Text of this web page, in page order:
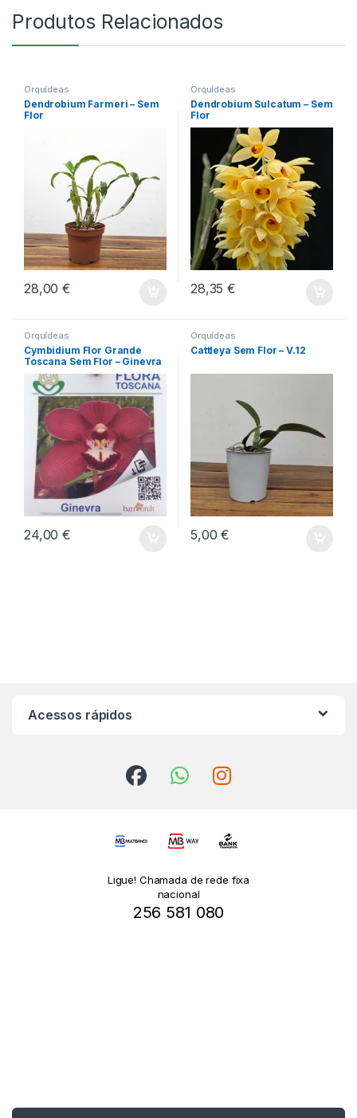
Produtos Relacionados
Orquídeas
Dendrobium Farmeri – Sem
Flor
28,00€
Orquídeas
Dendrobium Sulcatum – Sem
Flor
28,35€
Orquídeas
Cymbidium Flor Grande
Toscana Sem Flor – Ginevra
24,00€
Orquídeas
Cattleya Sem Flor – V.12
5,00€
Acessos rápidos
Ligue! Chamada de rede fixa
nacional
256 581 080